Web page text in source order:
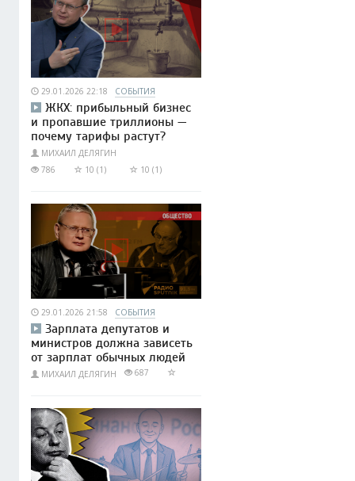
29.01.2026 22:18 СОБЫТИЯ
ЖКХ: прибыльный бизнес
и пропавшие триллионы —
почему тарифы растут?
МИХАИЛ ДЕЛЯГИН
786
10 (1) 10 (1)
29.01.2026 21:58 СОБЫТИЯ
Зарплата депутатов и
министров должна зависеть
от зарплат обычных людей
МИХАИЛ ДЕЛЯГИН 687